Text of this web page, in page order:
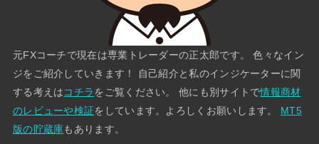
元FXコーチで現在は専業トレーダーの正太郎です。 色々なイン
ジをご紹介していきます！ 自己紹介と私のインジケーターに関
する考えはコチラをご覧ください。 他にも別サイトで情報商材
のレビューや検証をしています。よろしくお願いします。 MT5
版の貯蔵庫もあります。